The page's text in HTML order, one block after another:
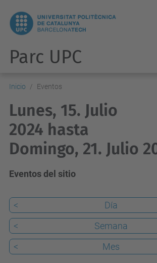
Parc UPC
Inicio Eventos
Lunes, 15. Julio
2024 hasta
Domingo, 21. Julio
Eventos del sitio
< Día
<
Semana
<
Mes